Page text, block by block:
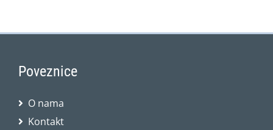
Poveznice
O nama
Kontakt